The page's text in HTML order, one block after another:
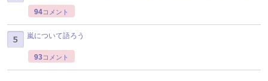
94コメント
嵐について語ろう
93コメント